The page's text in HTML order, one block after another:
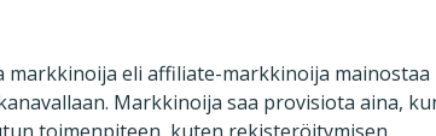
eli affiliate-markkinoija mainostaa
Markkinoija saa provisiota aina,